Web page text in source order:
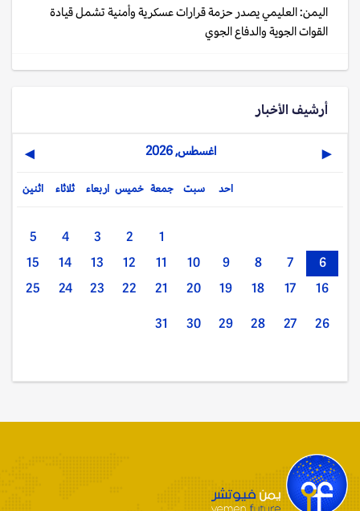
اليمن: العليمي يصدر حزمة قرارات عسكرية وأمنية تشمل قيادة
القوات الجوية والدفاع الجوي
أرشيف الأخبار
◀ اغسطس, 2026 ▶
اثنين ثلاثاء اربعاء خميس جمعة سبت احد
1
2
3
4
5
6
7
8
9
10
11
12
13
14
15
16
17
18
19
20
21
22
23
24
25
26
27
28
29
30
31